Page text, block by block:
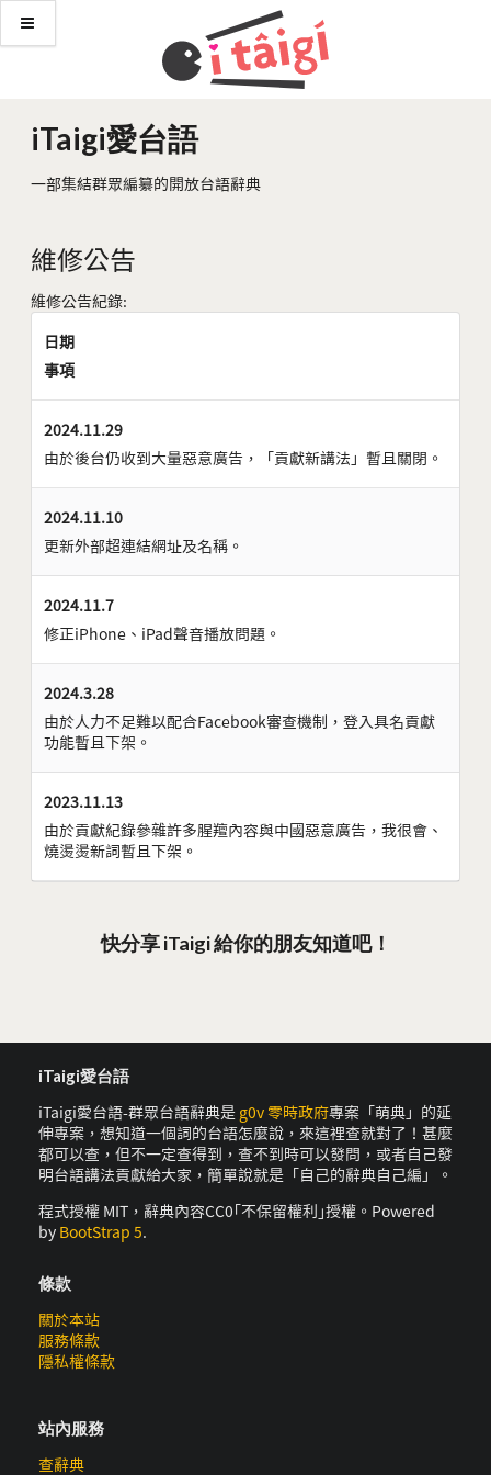
iTaigi愛台語
一部集結群眾編纂的開放台語辭典
維修公告
維修公告紀錄:
日期
事項
2024.11.29
由於後台仍收到大量惡意廣告，「貢獻新講法」暫且關閉。
2024.11.10
更新外部超連結網址及名稱。
2024.11.7
修正iPhone、iPad聲音播放問題。
2024.3.28
由於人力不足難以配合Facebook審查機制，登入具名貢獻
功能暫且下架。
2023.11.13
由於貢獻紀錄參雜許多腥羶內容與中國惡意廣告，我很會、
燒燙燙新詞暫且下架。
快分享 iTaigi 給你的朋友知道吧！
iTaigi愛台語
iTaigi愛台語-群眾台語辭典是 g0v 零時政府專案「萌典」的延
伸專案，想知道一個詞的台語怎麼說，來這裡查就對了！甚麼
都可以查，但不一定查得到，查不到時可以發問，或者自己發
明台語講法貢獻給大家，簡單說就是「自己的辭典自己編」。
程式授權 MIT，辭典內容CC0｢不保留權利｣授權。Powered
by BootStrap 5.
條款
關於本站
服務條款
隱私權條款
站內服務
查辭典